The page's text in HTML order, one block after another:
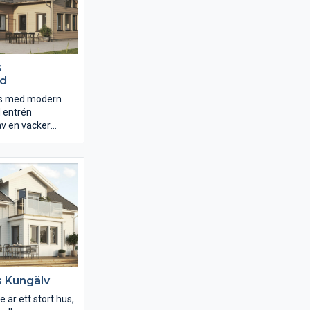
med modern
entrén
en vacker
öppna
vardagsrum,
är på över 60
ligger en
trivsam
vinkel.
tre sovrum,
med en
closet.
Kungälv
är ett stort hus,